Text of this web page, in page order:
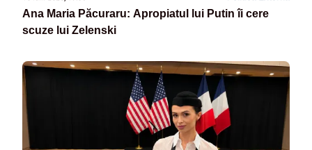
Ana Maria Păcuraru: Apropiatul lui Putin îi cere
scuze lui Zelenski